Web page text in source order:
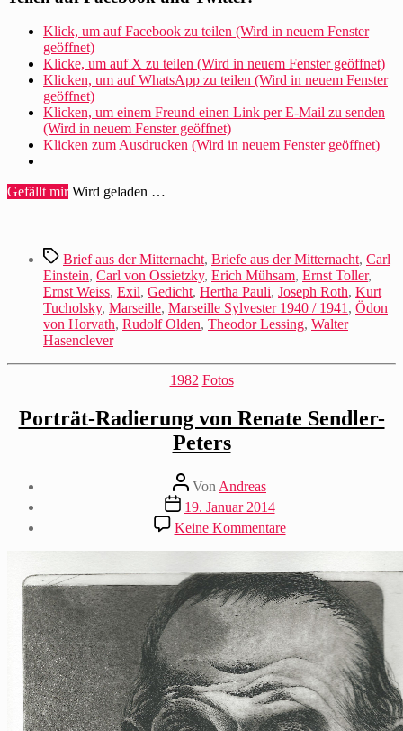
Klick, um auf Facebook zu teilen (Wird in neuem Fenster
geöffnet)
Klicke, um auf X zu teilen (Wird in neuem Fenster geöffnet)
Klicken, um auf WhatsApp zu teilen (Wird in neuem Fenster
geöffnet)
Klicken, um einem Freund einen Link per E-Mail zu senden
(Wird in neuem Fenster geöffnet)
Klicken zum Ausdrucken (Wird in neuem Fenster geöffnet)
Gefällt mir Wird geladen …
Schlagwörter
Brief aus der Mitternacht, Briefe aus der Mitternacht, Carl
Einstein, Carl von Ossietzky, Erich Mühsam, Ernst Toller,
Ernst Weiss, Exil, Gedicht, Hertha Pauli, Joseph Roth, Kurt
Tucholsky, Marseille, Marseille Sylvester 1940 / 1941 , Ödon
von Horvath, Rudolf Olden, Theodor Lessing, Walter
Hasenclever
Kategorien
1982 Fotos
Porträt-Radierung von Renate Sendler-
Peters
Beitragsautor
Von Andreas
Beitragsdatum
19. Januar 2014
Keine Kommentarezu
Porträt-
Radierung
von
Renate
Sendler-
Peters